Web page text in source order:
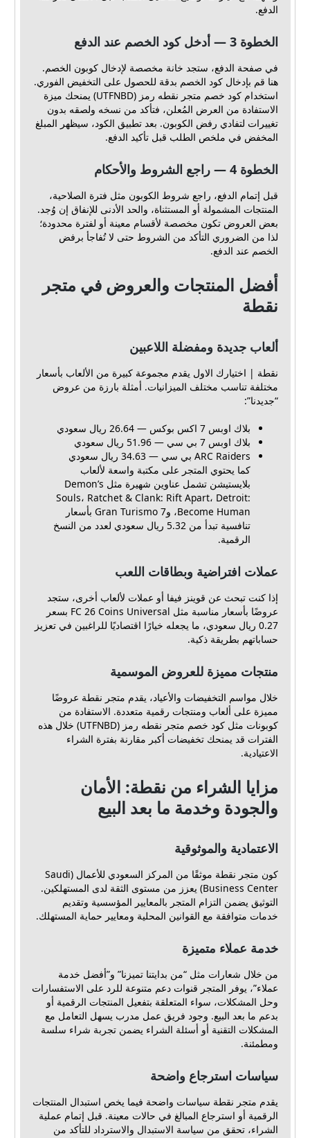
الدفع.
الخطوة 3 — أدخل كود الخصم عند الدفع
في صفحة الدفع، ستجد خانة مخصصة لإدخال كوبون الخصم.
هنا قم بإدخال كود الخصم بدقة للحصول على التخفيض الفوري.
استخدام كود خصم متجر نقطه رمز (UTFNBD) يمنحك ميزة
الاستفادة من العرض المُعلن، فتأكد من نسخه ولصقه بدون
تغييرات لتفادي رفض الكوبون. بعد تطبيق الكود، سيظهر المبلغ
المخفض في ملخص الطلب قبل تأكيد الدفع.
الخطوة 4 — راجع الشروط والأحكام
قبل إتمام الدفع، راجع شروط الكوبون مثل فترة الصلاحية،
المنتجات المشمولة أو المستثناة، والحد الأدنى للإنفاق إن وُجد.
بعض العروض تكون مخصصة لأقسام معينة أو لفترة محدودة؛
لذا من الضروري التأكد من الشروط حتى لا تُفاجأ برفض
الخصم عند الدفع.
أفضل المنتجات والعروض في متجر
نقطة
ألعاب جديدة ومفضلة اللاعبين
نقطة | اختيارك الاول يقدم مجموعة كبيرة من الألعاب بأسعار
مختلفة تناسب مختلف الميزانيات. أمثلة بارزة من عروض
“جديدنا”:
بلاك اوبس 7 اكس بوكس — 26.64 ريال سعودي
بلاك اوبس 7 بي سي — 51.96 ريال سعودي
ARC Raiders بي سي — 34.63 ريال سعودي
كما يحتوي المتجر على مكتبة واسعة لألعاب
بلايستيشن تشمل عناوين شهيرة مثل Demon’s
Souls، Ratchet & Clank: Rift Apart، Detroit:
Become Human، وGran Turismo 7 بأسعار
تنافسية تبدأ من 5.32 ريال سعودي لعدد من النسخ
الرقمية.
عملات افتراضية وبطاقات اللعب
إذا كنت تبحث عن قوينز فيفا أو عملات لألعاب أخرى، ستجد
عروضًا بأسعار مناسبة مثل FC 26 Coins Universal بسعر
0.27 ريال سعودي، ما يجعله خيارًا اقتصاديًا للراغبين في تعزيز
حساباتهم بطريقة ذكية.
منتجات مميزة للعروض الموسمية
خلال مواسم التخفيضات والأعياد، يقدم متجر نقطة عروضًا
مميزة على ألعاب ومنتجات رقمية متعددة. الاستفادة من
كوبونات مثل كود خصم متجر نقطه رمز (UTFNBD) خلال هذه
الفترات قد يمنحك تخفيضات أكبر مقارنة بفترة الشراء
الاعتيادية.
مزايا الشراء من نقطة: الأمان
والجودة وخدمة ما بعد البيع
الاعتمادية والموثوقية
كون متجر نقطة موثقًا من المركز السعودي للأعمال (Saudi
Business Center) يعزز من مستوى الثقة لدى المستهلكين.
التوثيق يضمن التزام المتجر بالمعايير المؤسسية وتقديم
خدمات متوافقة مع القوانين المحلية ومعايير حماية المستهلك.
خدمة عملاء متميزة
من خلال شعارات مثل “من بدايتنا تميزنا” و”أفضل خدمة
عملاء”، يوفر المتجر قنوات دعم متنوعة للرد على الاستفسارات
وحل المشكلات، سواء المتعلقة بتفعيل المنتجات الرقمية أو
بدعم ما بعد البيع. وجود فريق عمل مدرب يسهل التعامل مع
المشكلات التقنية أو أسئلة الشراء يضمن تجربة شراء سلسة
ومطمئنة.
سياسات استرجاع واضحة
يقدم متجر نقطة سياسات واضحة فيما يخص استبدال المنتجات
الرقمية أو استرجاع المبالغ في حالات معينة. قبل إتمام عملية
الشراء، تحقق من سياسة الاستبدال والاسترداد للتأكد من